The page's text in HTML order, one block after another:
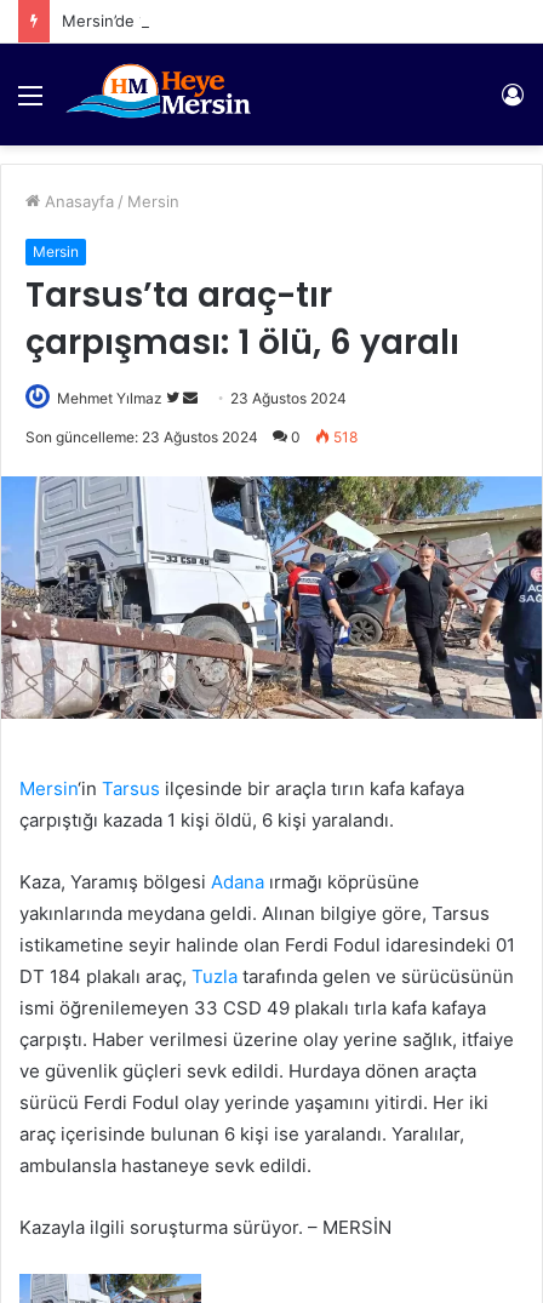
Mersin’de 1065 Şahıs Yakalandı
Menü
Anasayfa / Mersin
Mersin
Tarsus’ta araç-tır
çarpışması: 1 ölü, 6 yaralı
Mehmet Yılmaz
Twitter'da
Bir
göndermek
23 Ağustos 2024
Son güncelleme: 23 Ağustos 2024 0 518
Mersin‘in Tarsus ilçesinde bir araçla tırın kafa kafaya
çarpıştığı kazada 1 kişi öldü, 6 kişi yaralandı.
Kaza, Yaramış bölgesi Adana ırmağı köprüsüne
yakınlarında meydana geldi. Alınan bilgiye göre, Tarsus
istikametine seyir halinde olan Ferdi Fodul idaresindeki 01
DT 184 plakalı araç, Tuzla tarafında gelen ve sürücüsünün
ismi öğrenilemeyen 33 CSD 49 plakalı tırla kafa kafaya
çarpıştı. Haber verilmesi üzerine olay yerine sağlık, itfaiye
ve güvenlik güçleri sevk edildi. Hurdaya dönen araçta
sürücü Ferdi Fodul olay yerinde yaşamını yitirdi. Her iki
araç içerisinde bulunan 6 kişi ise yaralandı. Yaralılar,
ambulansla hastaneye sevk edildi.
Kazayla ilgili soruşturma sürüyor. – MERSİN